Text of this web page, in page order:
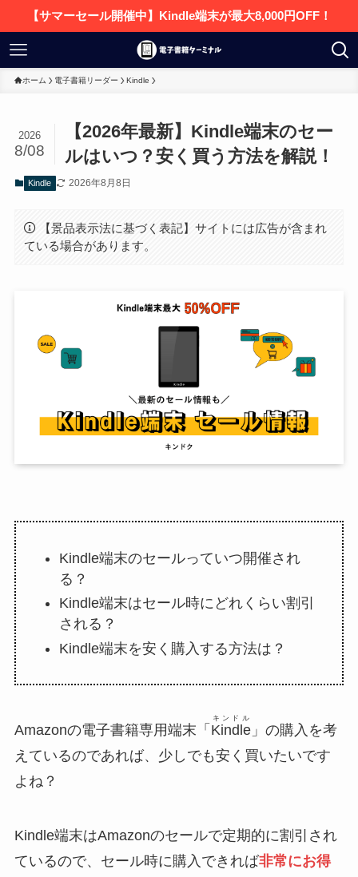
【サマーセール開催中】Kindle端末が最大8,000円OFF！
ホーム 電子書籍リーダー Kindle
【2026年最新】Kindle端末のセー
ルはいつ？安く買う方法を解説！
2026
8/08
Kindle 2026年8月8日
【景品表示法に基づく表記】サイトには広告が含まれ
ている場合があります。
Kindle端末のセールっていつ開催され
る？
Kindle端末はセール時にどれくらい割引
される？
Kindle端末を安く購入する方法は？
Amazonの電子書籍専用端末「 Kindle
キンドル
」の購入を考
えているのであれば、少しでも安く買いたいです
よね？
Kindle端末はAmazonのセールで定期的に割引され
ているので、セール時に購入できれば非常にお得